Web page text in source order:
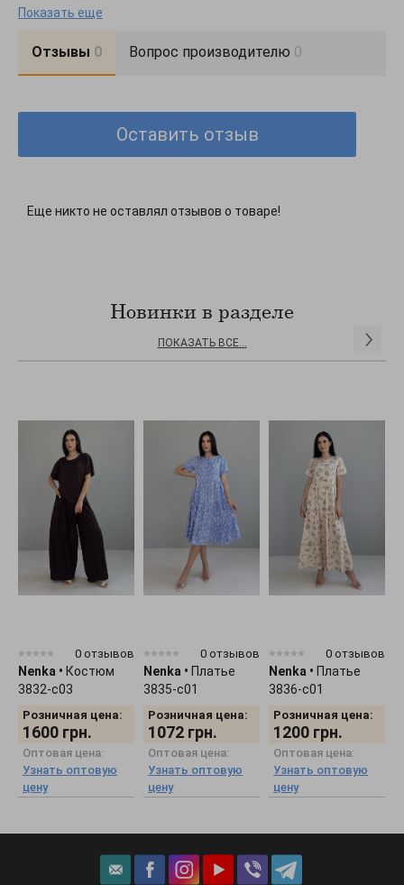
Обхват по лінії грудей 82 см
Всі параметри вказані на розмір S
З кожним розміром об’єм збільшується на 4 см.
Показать еще
Отзывы 0 Вопрос производителю 0
Оставить отзыв
Еще никто не оставлял отзывов о товаре!
Новинки в разделе
ПОКАЗАТЬ ВСЕ...
0 отзывов
Nenka • Костюм
3832-c03
Розничная цена:
1600 грн.
Оптовая цена:
Узнать оптовую
цену
0 отзывов
Nenka • Платье
3835-c01
Розничная цена:
1072 грн.
Оптовая цена:
Узнать оптовую
цену
0 отзывов
Nenka • Платье
3836-c01
Розничная цена:
1200 грн.
Оптовая цена:
Узнать оптовую
цену